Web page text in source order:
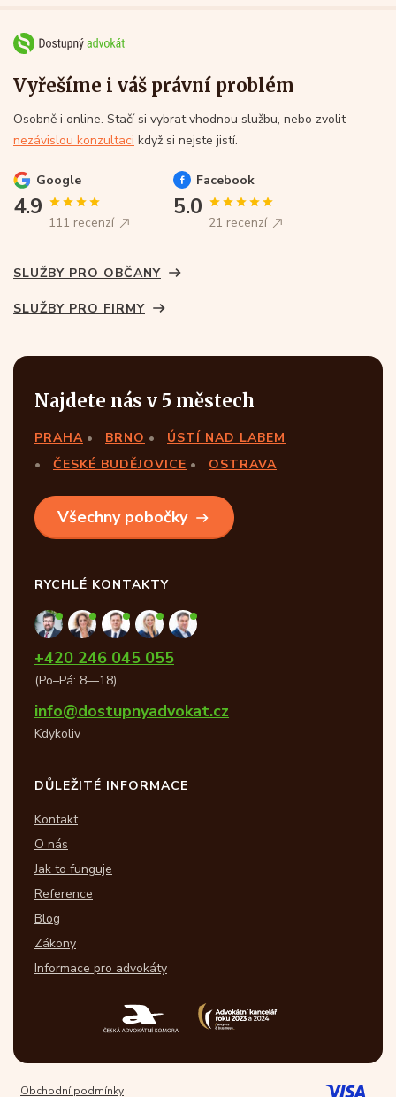
Vyřešíme i váš právní problém
Osobně i online. Stačí si vybrat vhodnou službu, nebo zvolit
nezávislou konzultaci když si nejste jistí.
Google
4.9
111 recenzí
Facebook
5.0
21 recenzí
SLUŽBY PRO OBČANY
SLUŽBY PRO FIRMY
Najdete nás v 5 městech
PRAHA BRNO
ÚSTÍ NAD LABEM
ČESKÉ BUDĚJOVICE
OSTRAVA
Všechny pobočky
RYCHLÉ KONTAKTY
+420 246 045 055
(Po–Pá: 8—18)
info@dostupnyadvokat.cz
Kdykoliv
DŮLEŽITÉ INFORMACE
Kontakt
O nás
Jak to funguje
Reference
Blog
Zákony
Informace pro advokáty
Obchodní podmínky